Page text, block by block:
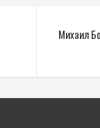
Михаил